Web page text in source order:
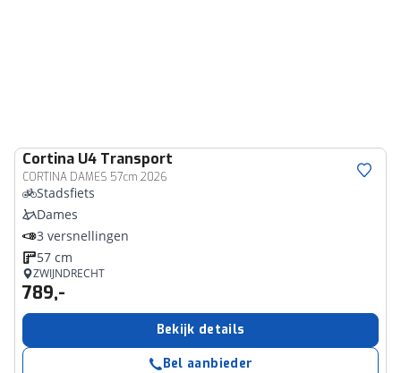
Cortina U4 Transport
CORTINA DAMES 57cm 2026
Stadsfiets
Dames
3 versnellingen
57 cm
ZWIJNDRECHT
789,-
Bekijk details
Bel aanbieder